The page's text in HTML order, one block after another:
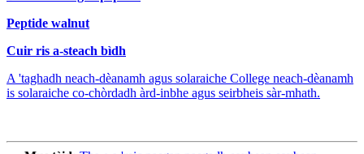
Peptide walnut
Cuir ris a-steach bìdh
A 'taghadh neach-dèanamh agus solaraiche College neach-dèanamh
is solaraiche co-chòrdadh àrd-inbhe agus seirbheis sàr-mhath.